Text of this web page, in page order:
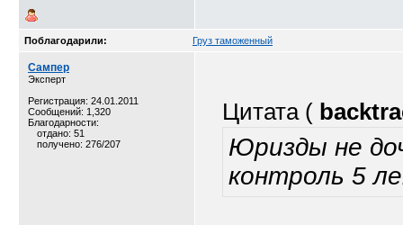
Поблагодарили: Груз таможенный
Сампер
Эксперт
Регистрация: 24.01.2011
Сообщений: 1,320
Благодарности:
отдано: 51
получено: 276/207
Цитата (
Юризды не
контроль 5